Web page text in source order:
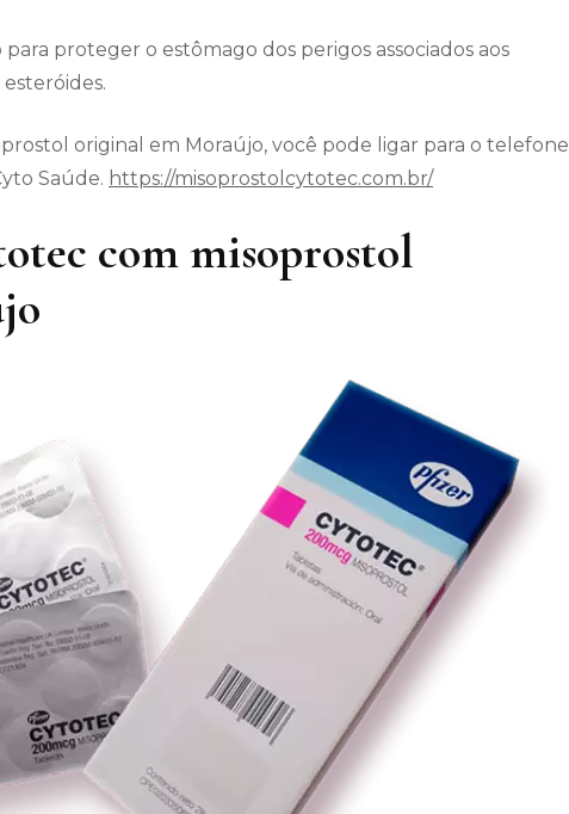
proteger o estômago dos perigos associados aos
original em Moraújo, você pode ligar para o telefone
Saúde. https://misoprostolcytotec.com.br/
com misoprostol